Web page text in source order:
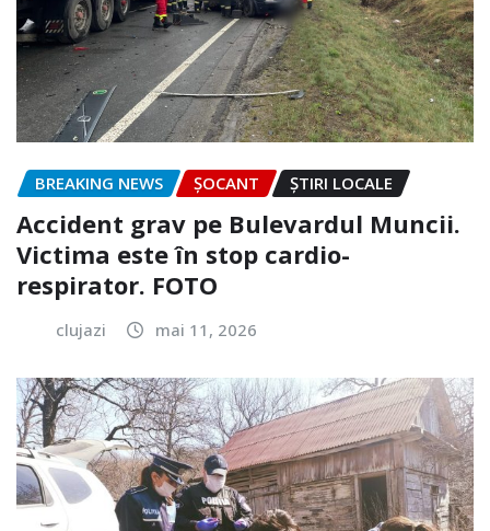
BREAKING NEWS ȘOCANT ȘTIRI LOCALE
Accident grav pe Bulevardul Muncii.
Victima este în stop cardio-
respirator. FOTO
clujazi mai 11, 2026